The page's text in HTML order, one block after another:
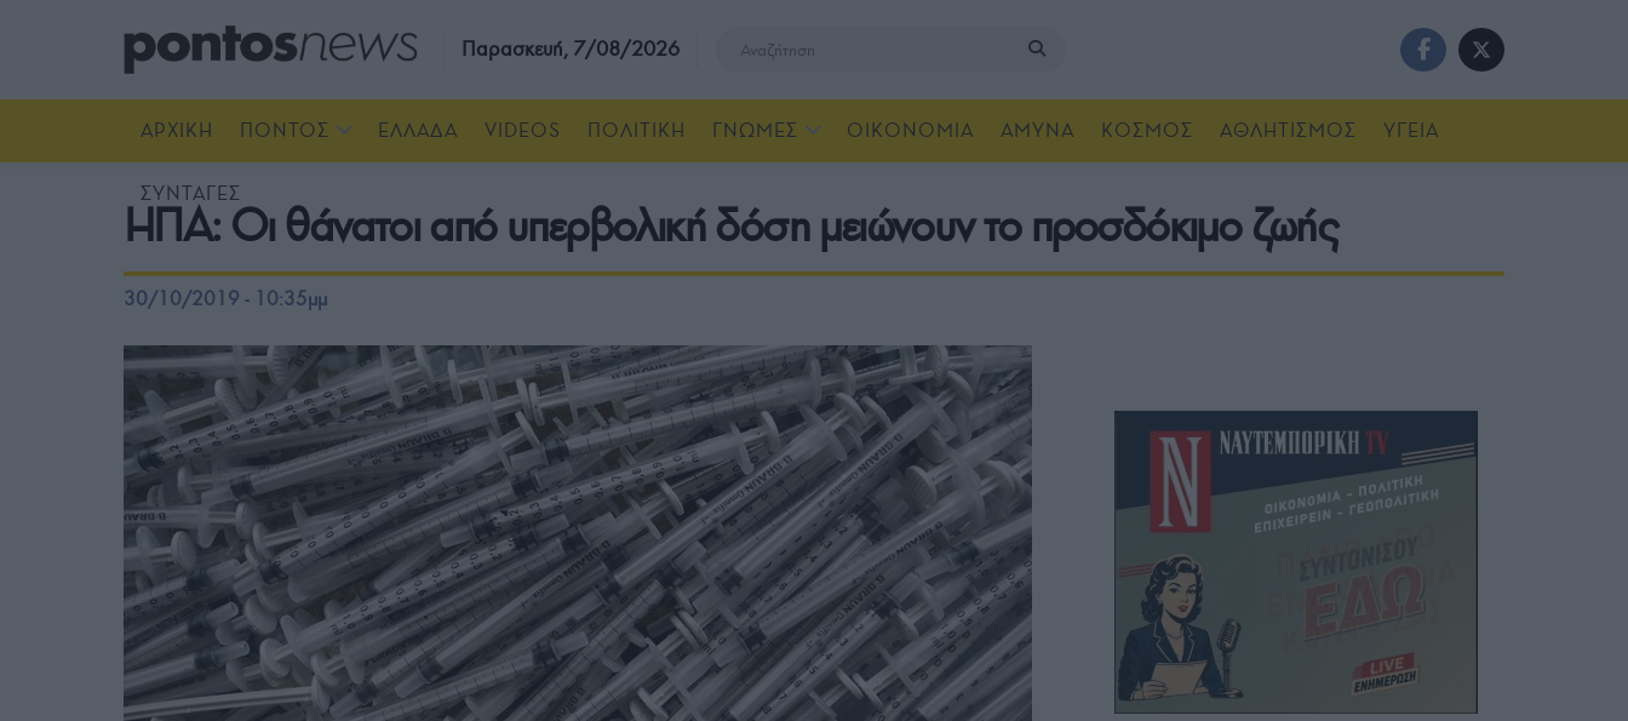
Παρασκευή, 7/08/2026
ΑΡΧΙΚΗ ΠΟΝΤΟΣ ΕΛΛΑΔΑ VIDEOS ΠΟΛΙΤΙΚΗ ΓΝΩΜΕΣ ΟΙΚΟΝΟΜΙΑ ΑΜΥΝΑ ΚΟΣΜΟΣ ΑΘΛΗΤΙΣΜΟΣ ΥΓΕΙΑ
ΣΥΝΤΑΓΕΣ
ΗΠΑ: Οι θάνατοι από υπερβολική δόση μειώνουν το προσδόκιμο ζωής
30/10/2019 - 10:35μμ